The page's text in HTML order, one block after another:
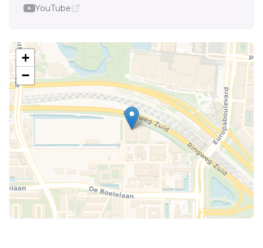
YouTube
+
−